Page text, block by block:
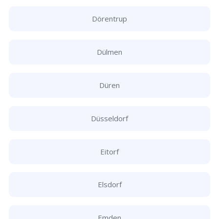
Dörentrup
Dülmen
Düren
Düsseldorf
Eitorf
Elsdorf